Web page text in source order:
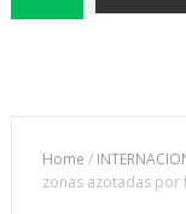
Home /
zonas azotadas por